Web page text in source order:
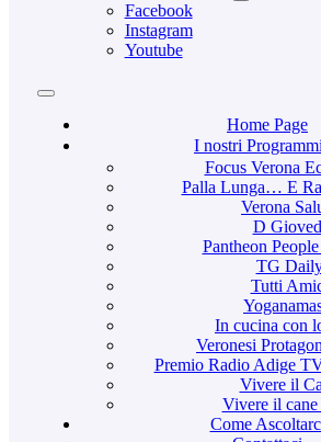
Facebook
Instagram
Youtube
Home Page
I nostri Programmi
Focus Verona
Palla Lunga… E
Verona
D
Pantheon
TG
Tutti
In cucina con
Veronesi
Premio Radio Adige
Vivere il
Vivere il cane
Come